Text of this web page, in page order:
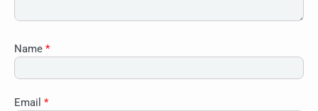
Name *
Email *